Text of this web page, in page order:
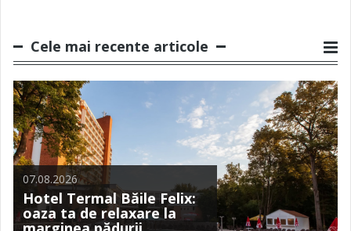
Cele mai recente articole
07.08.2026
Hotel Termal Băile Felix:
oaza ta de relaxare la
05.08.2026
Câștigă o vacanță
săptămânal pe
Travelminit: 4 vacanțe la
02.08.2026
Casa de Oaspeți Király:
refugiul tradițional din
30.07.2026
Acasă, în Mamaia: cazări
24.07.2026
Ultima șansă să câștigi un
Iphone 17 Pro Max cu